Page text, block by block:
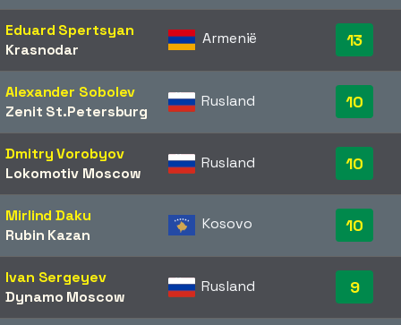
Eduard Spertsyan
Krasnodar
Armenië 13
Alexander Sobolev
Zenit St.Petersburg
Rusland 10
Dmitry Vorobyov
Lokomotiv Moscow
Rusland 10
Mirlind Daku
Rubin Kazan
Kosovo 10
Ivan Sergeyev
Dynamo Moscow
Rusland 9